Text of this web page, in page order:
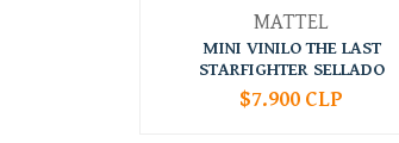
MATTEL
MINI VINILO THE LAST
STARFIGHTER SELLADO
+
$7.900 CLP